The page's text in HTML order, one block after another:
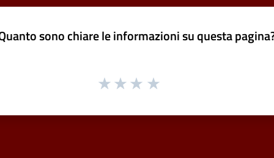
sono chiare le informazioni su questa